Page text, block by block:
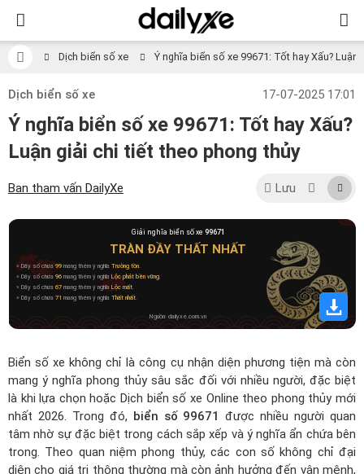
Dịch biển số xe Ý nghĩa biển số xe 99671: Tốt hay Xấu?
Dịch biển số xe 17-07-2025 17:01
Ý nghĩa biển số xe 99671: Tốt hay Xấu?
Luận giải chi tiết theo phong thủy
Ban tham vấn DailyXe Lưu
Giải nghĩa biển số xe 99671
TRÀN ĐẦY THẤT NHẤT
» Dãy số chứa99 mang thêm ý nghĩa Trường tồn.
» Dãy số chứa 96 mang thêm ý nghĩaLộc phát bền vững.
» Dãy số chứa 67 mang thêm ý nghĩaLộc mất.
» Dãy số chứa 71 mang thêm ý nghĩa Thất nhất.
Nguồn: dailyxe.com.vn
Biển số xe không chỉ là công cụ nhận diện phương tiện mà còn
mang ý nghĩa phong thủy sâu sắc đối với nhiều người, đặc biệt
là khi lựa chọn hoặcDịch biển số xe Online theo phong thủy mới
nhất 2026. Trong đó, biển số 99671 được nhiều người quan
tâm nhờ sự đặc biệt trong cách sắp xếp và ý nghĩa ẩn chứa bên
trong. Theo quan niệm phong thủy, các con số không chỉ đại
diện cho giá trị thông thường mà còn ảnh hưởng đến vận mệnh,